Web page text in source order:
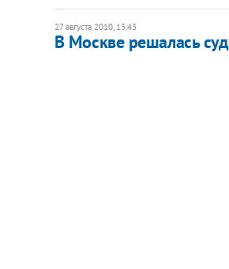
27 августа 2010, 13:43
В Москве решалась